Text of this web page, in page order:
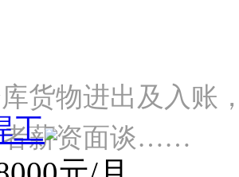
货物进出及入账
者薪资面谈……
工